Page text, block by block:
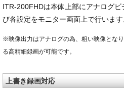
ITR-200FHDは本体上部にアナログ
び各設定をモニター画面上で行います
※映像出力はアナログの為、粗い映像とな
る高精細録画が可能です。
上書き録画対応